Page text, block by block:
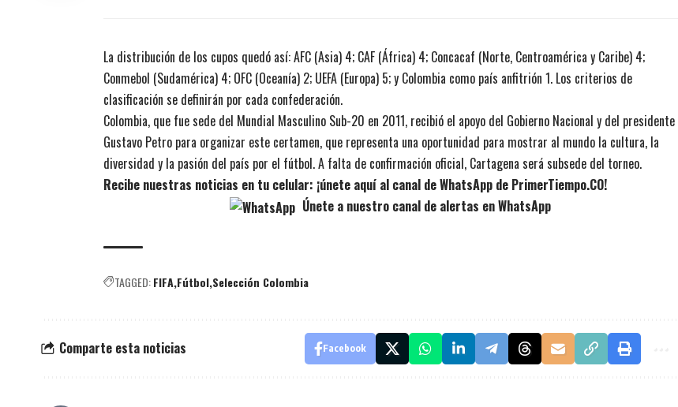
La distribución de los cupos quedó así: AFC (Asia) 4; CAF (África) 4; Concacaf (Norte, Centroamérica y Caribe) 4;
Conmebol (Sudamérica) 4; OFC (Oceanía) 2; UEFA (Europa) 5; y Colombia como país anfitrión 1. Los criterios de
clasificación se definirán por cada confederación.
Colombia, que fue sede del Mundial Masculino Sub-20 en 2011, recibió el apoyo del Gobierno Nacional y del presidente
Gustavo Petro para organizar este certamen, que representa una oportunidad para mostrar al mundo la cultura, la
diversidad y la pasión del país por el fútbol. A falta de confirmación oficial, Cartagena será subsede del torneo.
Recibe nuestras noticias en tu celular: ¡únete aquí al canal de WhatsApp de PrimerTiempo.CO!
Únete a nuestro canal de alertas en WhatsApp
TAGGED:FIFA Fútbol Selección Colombia
Comparte esta noticias Facebook